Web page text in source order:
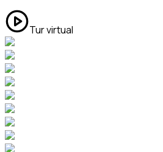
Tur virtual